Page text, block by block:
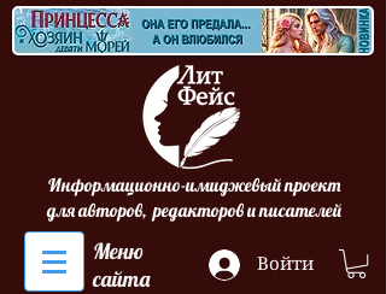
Информационно-имиджевый проект
для авторов, редакторов и писателей
Меню
сайта
Войти